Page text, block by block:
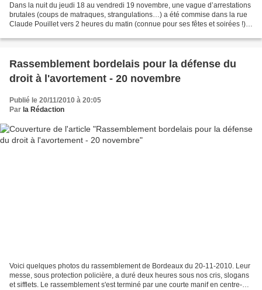
Dans la nuit du jeudi 18 au vendredi 19 novembre, une vague d’arrestations
brutales (coups de matraques, strangulations…) a été commise dans la rue
Claude Pouillet vers 2 heures du matin (connue pour ses fêtes et soirées !)
Rassemblement bordelais pour la défense du
droit à l'avortement - 20 novembre
Publié le 20/11/2010 à 20:05
Par la Rédaction
Voici quelques photos du rassemblement de Bordeaux du 20-11-2010. Leur
messe, sous protection policière, a duré deux heures sous nos cris, slogans
et sifflets. Le rassemblement s'est terminé par une courte manif en centre-